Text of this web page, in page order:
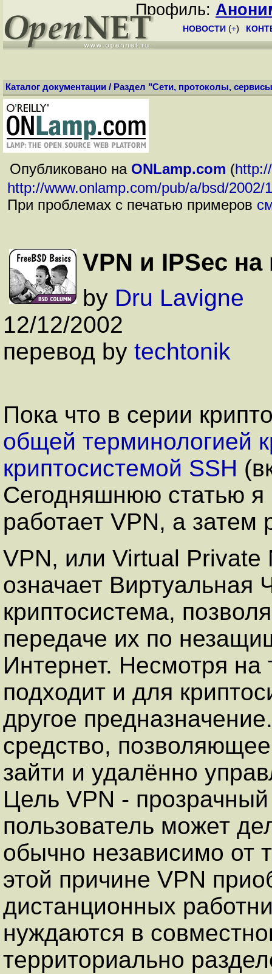
Профиль:
НОВОСТИ (+)
Каталог документации / Раздел "Сети, протоколы, сервисы
Опубликовано на ONLamp.com (
http://www.onlamp.com/pub/a/bsd/
При проблемах с печатью примеров
VPN и IPSec на
by Dru Lavigne
12/12/2002
перевод by techtonik
Пока что в серии
общей терминологией
криптосистемой SSH
Сегодняшнюю статью я
работает VPN, а затем
VPN, или Virtual Private
означает Виртуальная
криптосистема,
передаче их по
Интернет. Несмотря на
подходит и для
другое
средство,
зайти и удалённо
Цель VPN - прозрачный
пользователь может
обычно независимо от
этой причине VPN
дистанционных
нуждаются в
территориально